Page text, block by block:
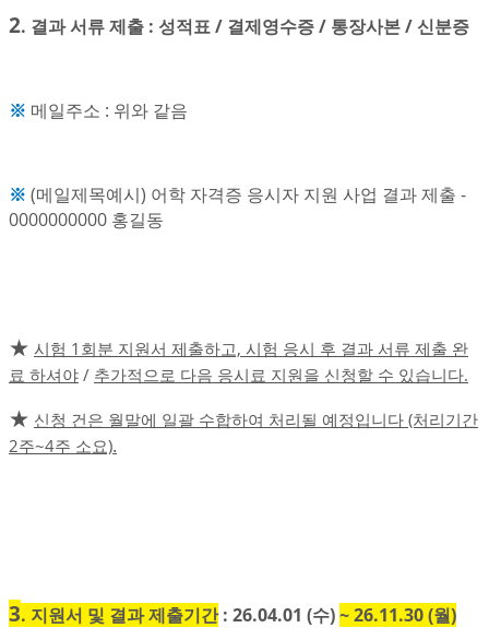
2. 결과 서류 제출 : 성적표 / 결제영수증 / 통장사본 / 신분증
※ 메일주소 : 위와 같음
※ (메일제목예시) 어학 자격증 응시자 지원 사업 결과 제출 -
0000000000 홍길동
★ 시험 1회분 지원서 제출하고, 시험 응시 후 결과 서류 제출 완
료 하셔야 / 추가적으로 다음 응시료 지원을 신청할 수 있습니다.
★ 신청 건은 월말에 일괄 수합하여 처리될 예정입니다 (처리기간
2주~4주 소요).
3. 지원서 및 결과 제출기간: 26.04.01 (수)~ 26.11.30 (월)